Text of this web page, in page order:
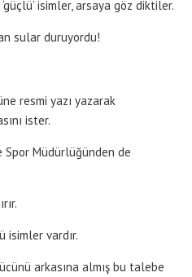
isimler, arsaya göz diktiler.
sular duruyordu!
resmi yazı yazarak
ister.
Spor Müdürlüğünden de
isimler vardır.
arkasına almış bu talebe